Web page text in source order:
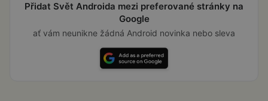
Přidat Svět Androida mezi preferované stránky na
Google
ať vám neunikne žádná Android novinka nebo sleva